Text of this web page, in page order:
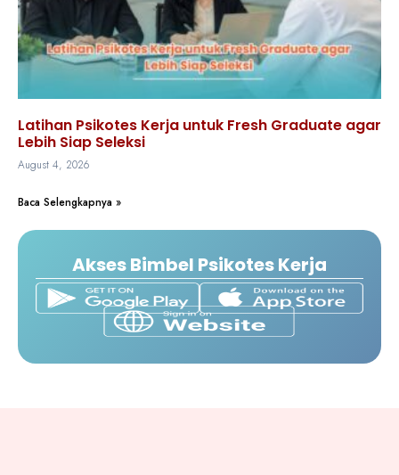
Latihan Psikotes Kerja untuk Fresh Graduate agar
Lebih Siap Seleksi
August 4, 2026
Baca Selengkapnya »
Akses Bimbel Psikotes Kerja